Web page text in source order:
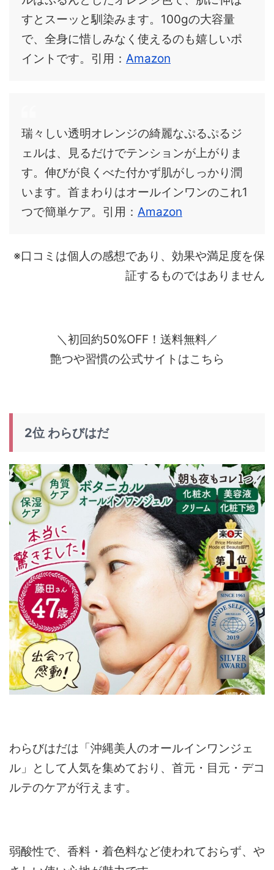
すとスーッと馴染みます。100gの大容量
で、全身に惜しみなく使えるのも嬉しいポ
イントです。引用： Amazon
瑞々しい透明オレンジの綺麗なぷるぷるジ
ェルは、見るだけでテンションが上がりま
す。伸びが良くべた付かず肌がしっかり潤
います。首まわりはオールインワンのこれ1
つで簡単ケア。引用： Amazon
※口コミは個人の感想であり、効果や満足度を保
証するものではありません
＼初回約50%OFF！送料無料／
艶つや習慣の公式サイトはこちら
2位 わらびはだ
わらびはだは「沖縄美人のオールインワンジェ
ル」として人気を集めており、首元・目元・デコ
ルテのケアが行えます。
弱酸性で、香料・着色料など使われておらず、や